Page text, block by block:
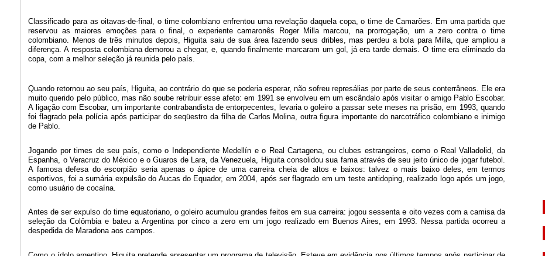
Classificado para as oitavas-de-final, o time colombiano enfrentou uma revelação daquela copa, o time de Camarões. Em uma partida que
reservou as maiores emoções para o final, o experiente camaronês Roger Milla marcou, na prorrogação, um a zero contra o time
colombiano. Menos de três minutos depois, Higuita saiu de sua área fazendo seus dribles, mas perdeu a bola para Milla, que ampliou a
diferença. A resposta colombiana demorou a chegar, e, quando finalmente marcaram um gol, já era tarde demais. O time era eliminado da
copa, com a melhor seleção já reunida pelo país.
Quando retornou ao seu país, Higuita, ao contrário do que se poderia esperar, não sofreu represálias por parte de seus conterrâneos. Ele era
muito querido pelo público, mas não soube retribuir esse afeto: em 1991 se envolveu em um escândalo após visitar o amigo Pablo Escobar.
A ligação com Escobar, um importante contrabandista de entorpecentes, levaria o goleiro a passar sete meses na prisão, em 1993, quando
foi flagrado pela polícia após participar do seqüestro da filha de Carlos Molina, outra figura importante do narcotráfico colombiano e inimigo
de Pablo.
Jogando por times de seu país, como o Independiente Medellín e o Real Cartagena, ou clubes estrangeiros, como o Real Valladolid, da
Espanha, o Veracruz do México e o Guaros de Lara, da Venezuela, Higuita consolidou sua fama através de seu jeito único de jogar futebol.
A famosa defesa do escorpião seria apenas o ápice de uma carreira cheia de altos e baixos: talvez o mais baixo deles, em termos
esportivos, foi a sumária expulsão do Aucas do Equador, em 2004, após ser flagrado em um teste antidoping, realizado logo após um jogo,
como usuário de cocaína.
Antes de ser expulso do time equatoriano, o goleiro acumulou grandes feitos em sua carreira: jogou sessenta e oito vezes com a camisa da
seleção da Colômbia e bateu a Argentina por cinco a zero em um jogo realizado em Buenos Aires, em 1993. Nessa partida ocorreu a
despedida de Maradona aos campos.